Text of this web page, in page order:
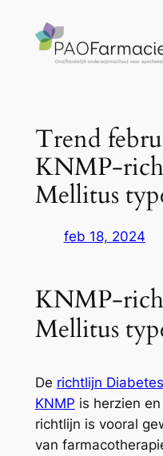
Trend
KNMP-
Mellitus
feb 18, 2024
KNMP-
Mellitus
De richtlijn
KNMP is herzien
richtlijn is vooral
van